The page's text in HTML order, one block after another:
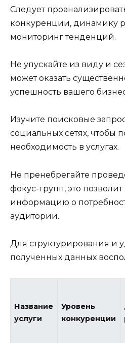
Следует
конкуренции, динамику
мониторинг тенденций.
Не упускайте из виду и
может оказать
успешность вашего
Изучите поисковые
социальных сетях, чтобы
необходимость в услугах.
Не пренебрегайте
фокус-групп, это
информацию о
аудитории.
Для структурирования и
полученных данных
Название
услуги
Уровень
конкуренции